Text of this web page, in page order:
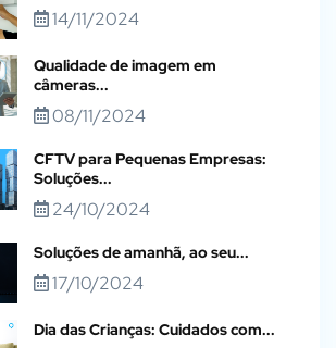
14/11/2024
Qualidade de imagem em
câmeras...
08/11/2024
CFTV para Pequenas Empresas:
Soluções...
24/10/2024
Soluções de amanhã, ao seu...
17/10/2024
Dia das Crianças: Cuidados com...